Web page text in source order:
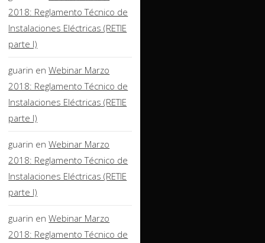
2018: Reglamento Técnico de
Instalaciones Eléctricas (RETIE
parte I)
guarin enWebinar Marzo
2018: Reglamento Técnico de
Instalaciones Eléctricas (RETIE
parte I)
guarin enWebinar Marzo
2018: Reglamento Técnico de
Instalaciones Eléctricas (RETIE
parte I)
guarin enWebinar Marzo
2018: Reglamento Técnico de